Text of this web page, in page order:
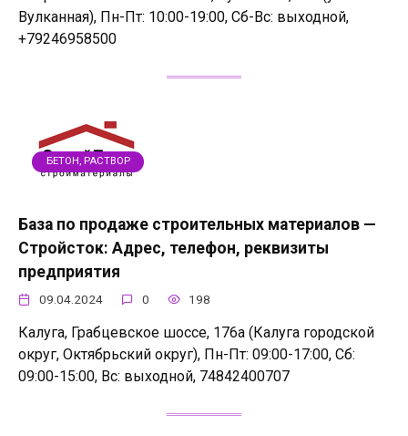
Вулканная), Пн-Пт: 10:00-19:00, Сб-Вс: выходной,
+79246958500
БЕТОН, РАСТВОР
База по продаже строительных материалов —
Стройсток: Адрес, телефон, реквизиты
предприятия
09.04.2024 0 198
Калуга, Грабцевское шоссе, 176а (Калуга городской
округ, Октябрьский округ), Пн-Пт: 09:00-17:00, Сб:
09:00-15:00, Вс: выходной, 74842400707